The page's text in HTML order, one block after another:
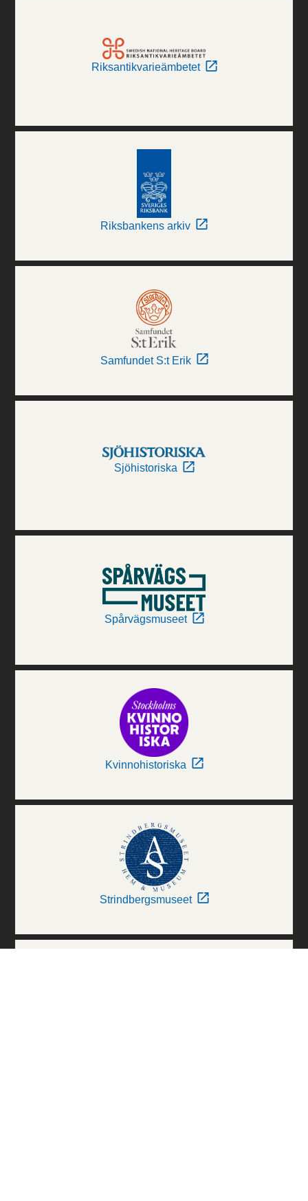
Riksantikvarieämbetet
Riksbankens arkiv
Samfundet S:t Erik
Sjöhistoriska
Spårvägsmuseet
Kvinnohistoriska
Strindbergsmuseet